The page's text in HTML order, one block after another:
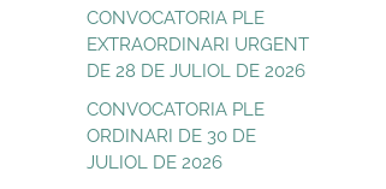
CONVOCATORIA PLE
EXTRAORDINARI URGENT
DE 28 DE JULIOL DE 2026
CONVOCATORIA PLE
ORDINARI DE 30 DE
JULIOL DE 2026